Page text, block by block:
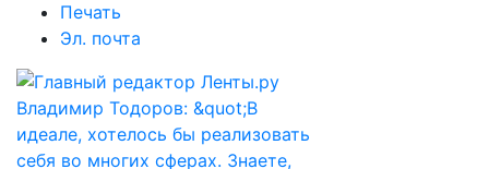
Печать
Эл. почта